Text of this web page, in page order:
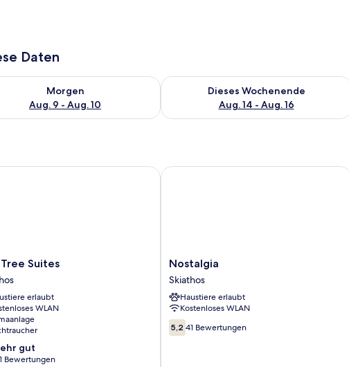
Daten
8 - Aug. 9.
Morgen
Aug. 9 - Aug. 10
die Verfügbarkeit für morgen, Aug. 9 - Aug. 10.
Dieses Wochenende
Aug. 14 - Aug. 16
Überprüfe die Verfügbarkeit für
Suites
erlaubt
WLAN
gut
Bewertungen
Suites
Nostalgia
Skiathos
Nostalgia
Skiathos
Haustiere erlaubt
Kostenloses WLAN
5.2
von
5,2 41 Bewertungen
Nostalgia